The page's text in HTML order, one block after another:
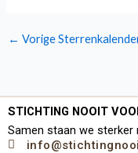
← Vorige
STICHTING NOOIT
Samen staan we sterker